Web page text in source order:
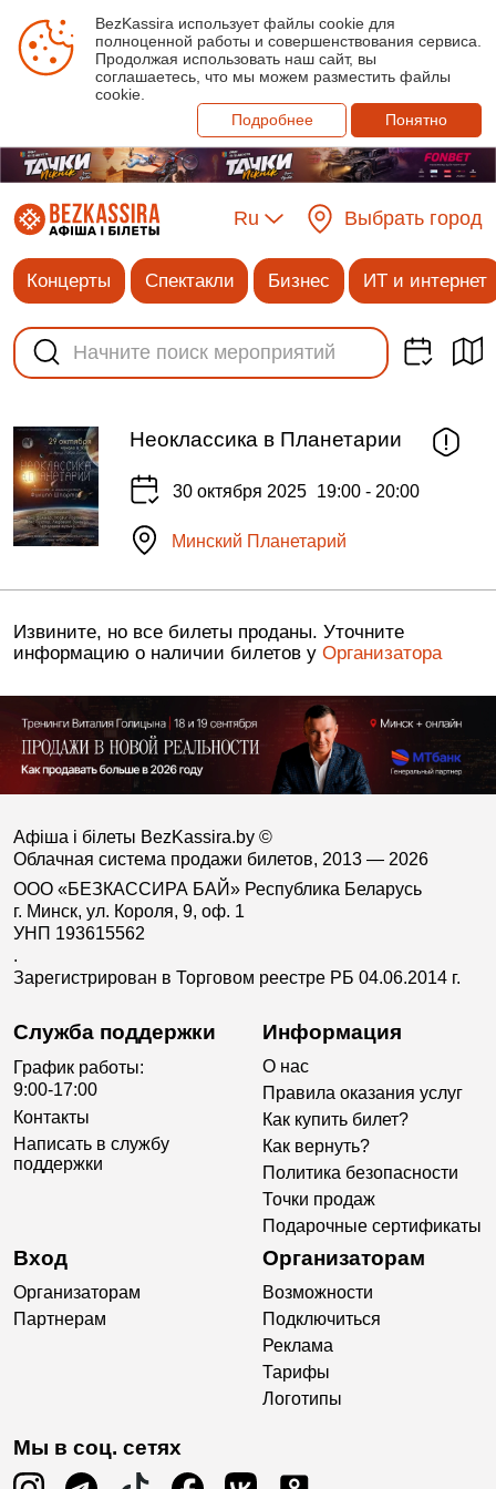
BezKassira использует файлы cookie для
полноценной работы и совершенствования сервиса.
Продолжая использовать наш сайт, вы
соглашаетесь, что мы можем разместить файлы
cookie.
Подробнее
Понятно
Ru Выбрать город
Концерты Спектакли Бизнес ИТ и интернет
Неоклассика в Планетарии
30 октября 2025 19:00 - 20:00
Минский Планетарий
Извините, но все билеты проданы. Уточните
информацию о наличии билетов у Организатора
Афіша і білеты BezKassira.by ©
Облачная система продажи билетов, 2013 — 2026
ООО «БЕЗКАССИРА БАЙ» Республика Беларусь
г. Минск, ул. Короля, 9, оф. 1
УНП 193615562
.
Зарегистрирован в Торговом реестре РБ 04.06.2014 г.
Служба поддержки
График работы:
9:00-17:00
Контакты
Написать в службу
поддержки
Информация
О нас
Правила оказания услуг
Как купить билет?
Как вернуть?
Политика безопасности
Точки продаж
Подарочные сертификаты
Вход
Организаторам
Партнерам
Организаторам
Возможности
Подключиться
Реклама
Тарифы
Логотипы
Мы в соц. сетях